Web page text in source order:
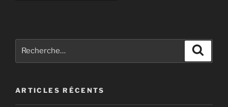
ARTICLES RÉCENTS